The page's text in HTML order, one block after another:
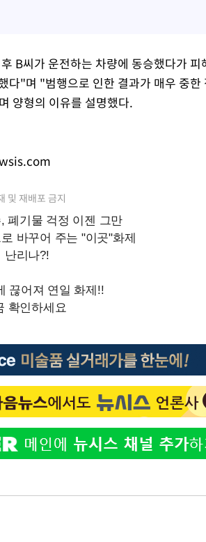
B씨가 운전하는 차량에 동승했다가
다"며 "범행으로 인한 결과가 매우 중
양형의 이유를 설명했다.
및 재배포 금지